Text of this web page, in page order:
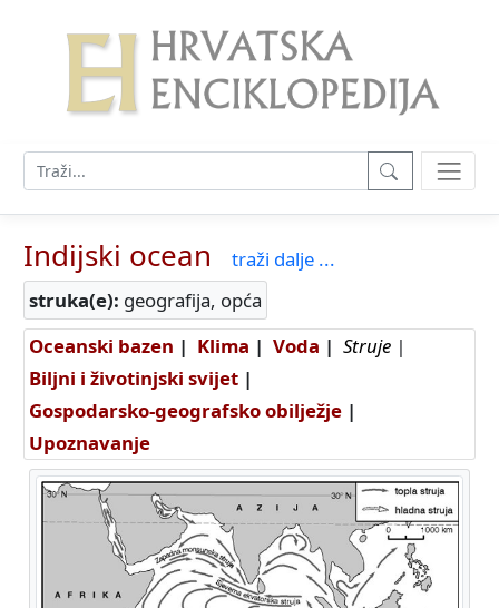
Indijski ocean
traži dalje ...
struka(e): geografija, opća
Oceanski bazen | Klima | Voda | Struje |
Biljni i životinjski svijet |
Gospodarsko-geografsko obilježje |
Upoznavanje